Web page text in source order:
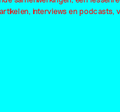
interviews en podcasts,